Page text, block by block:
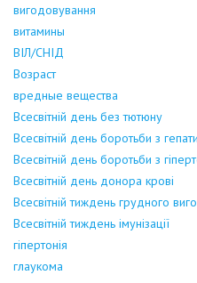
вигодовування
витамины
ВІЛ/СНІД
Возраст
вредные вещества
Всесвітній день без тютюну
Всесвітній день боротьби з
Всесвітній день боротьби з
Всесвітній день донора крові
Всесвітній тиждень грудного
Всесвітній тиждень імунізації
гіпертонія
глаукома